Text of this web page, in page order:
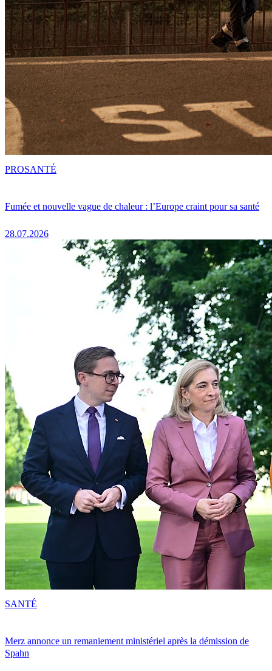
Fumée et nouvelle vague de chaleur : l’Europe craint pour sa santé
28.07.2026
PROSANTÉ
Merz annonce un remaniement ministériel après la démission de
Spahn
SANTÉ